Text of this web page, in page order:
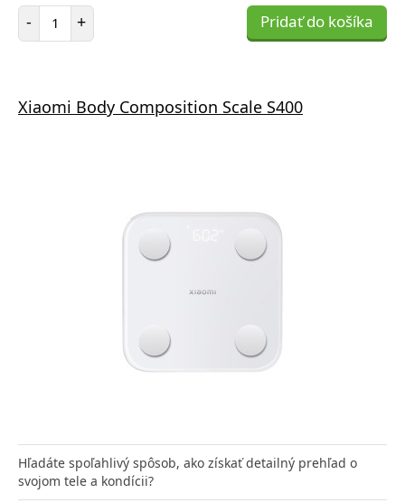
- Počet položiek
+ Pridať do košíka
Xiaomi Body Composition Scale S400
Hľadáte spoľahlivý spôsob, ako získať detailný prehľad o
svojom tele a kondícii?